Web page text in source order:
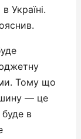
Україні.
Тому що
— це
в